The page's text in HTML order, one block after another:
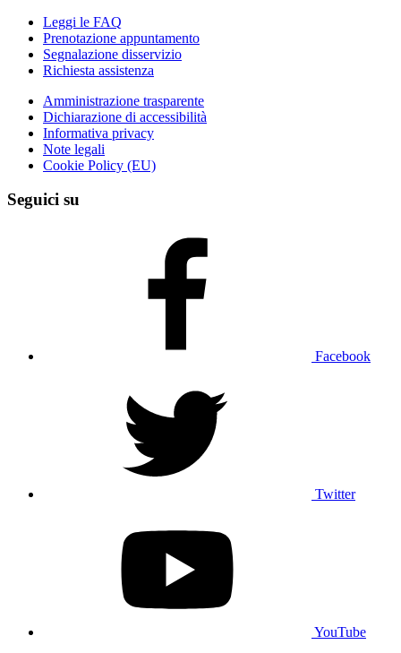
Leggi le FAQ
Prenotazione appuntamento
Segnalazione disservizio
Richiesta assistenza
Amministrazione trasparente
Dichiarazione di accessibilità
Informativa privacy
Note legali
Cookie Policy (EU)
Seguici su
Facebook
Twitter
YouTube